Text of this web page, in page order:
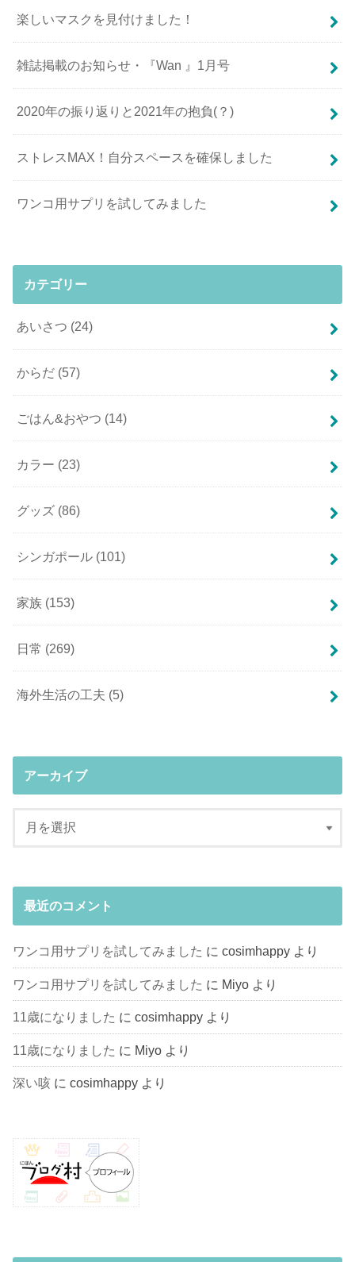
楽しいマスクを見付けました！
雑誌掲載のお知らせ・『Wan 』1月号
2020年の振り返りと2021年の抱負(？)
ストレスMAX！自分スペースを確保しました
ワンコ用サプリを試してみました
カテゴリー
あいさつ (24)
からだ (57)
ごはん&おやつ (14)
カラー (23)
グッズ (86)
シンガポール (101)
家族 (153)
日常 (269)
海外生活の工夫 (5)
アーカイブ
最近のコメント
ワンコ用サプリを試してみました にcosimhappy より
ワンコ用サプリを試してみました に Miyo より
11歳になりました にcosimhappy より
11歳になりました に Miyo より
深い咳 にcosimhappy より